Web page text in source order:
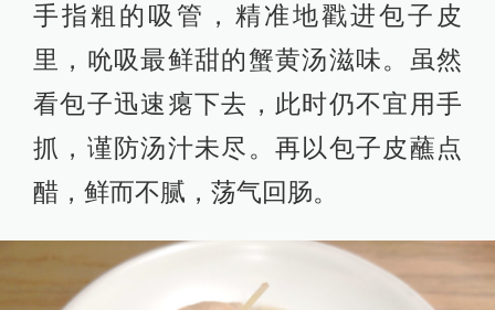
手指粗的吸管，精准地戳进包子皮
里，吮吸最鲜甜的蟹黄汤滋味。虽然
看包子迅速瘪下去，此时仍不宜用手
抓，谨防汤汁未尽。再以包子皮蘸点
醋，鲜而不腻，荡气回肠。